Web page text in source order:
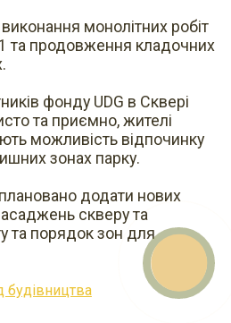
монолітних робіт
1 та продовження кладочних
фонду UDG в Сквері
та приємно, жителі
можливість відпочинку
зонах парку.
додати нових
скверу та
та порядок зон для
будівництва